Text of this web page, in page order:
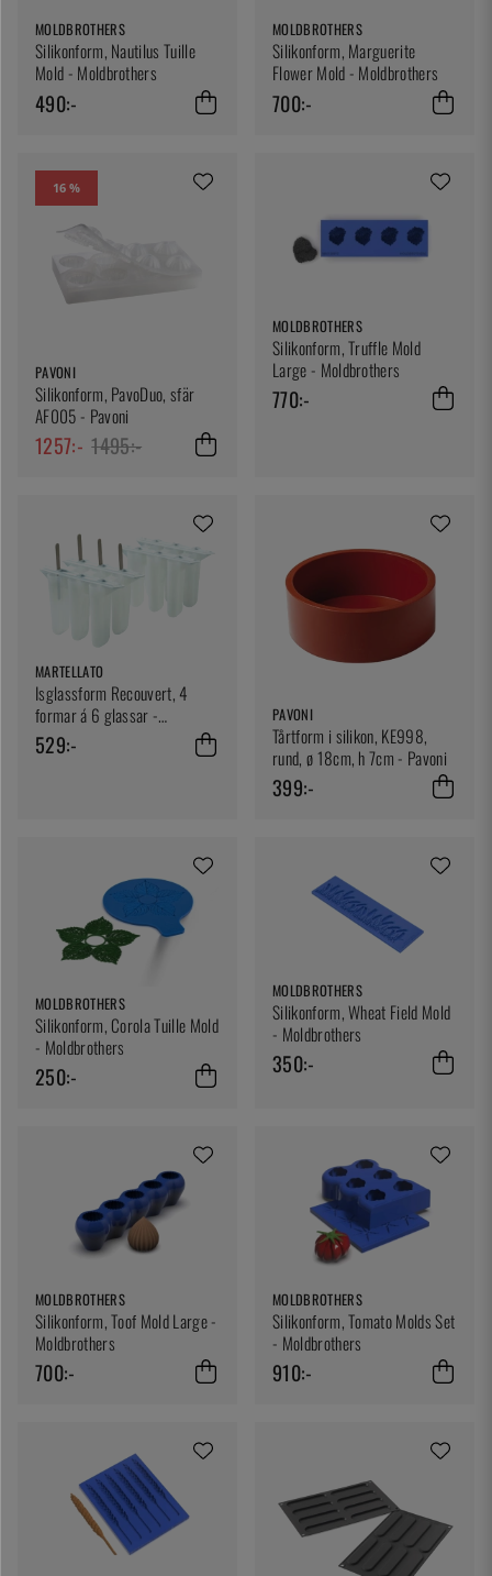
MOLDBROTHERS
Silikonform, Nautilus Tuille
Mold - Moldbrothers
490:-
MOLDBROTHERS
Silikonform, Marguerite
Flower Mold - Moldbrothers
700:-
16 %
PAVONI
Silikonform, PavoDuo, sfär
AF005 - Pavoni
1257:- 1495:-
MOLDBROTHERS
Silikonform, Truffle Mold
Large - Moldbrothers
770:-
MARTELLATO
Isglassform Recouvert, 4
formar á 6 glassar -
Martellato
529:-
PAVONI
Tårtform i silikon, KE998,
rund, ø 18cm, h 7cm - Pavoni
399:-
MOLDBROTHERS
Silikonform, Corola Tuille Mold
- Moldbrothers
250:-
MOLDBROTHERS
Silikonform, Wheat Field Mold
- Moldbrothers
350:-
MOLDBROTHERS
Silikonform, Toof Mold Large -
Moldbrothers
700:-
MOLDBROTHERS
Silikonform, Tomato Molds Set
- Moldbrothers
910:-